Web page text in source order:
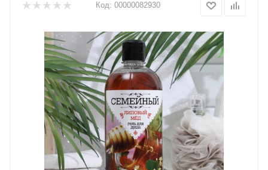
Код: 00000082930